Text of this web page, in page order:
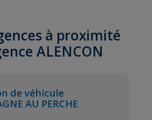
à proximité
ALENCON
de véhicule
AU PERCHE